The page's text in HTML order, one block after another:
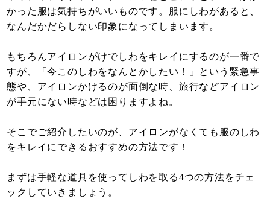
かった服は気持ちがいいものです。服にしわがあると、
なんだかだらしない印象になってしまいます。
もちろんアイロンがけでしわをキレイにするのが一番で
すが、「今このしわをなんとかしたい！」という緊急事
態や、アイロンかけるのが面倒な時、旅行などアイロン
が手元にない時などは困りますよね。
そこでご紹介したいのが、アイロンがなくても服のしわ
をキレイにできるおすすめの方法です！
まずは手軽な道具を使ってしわを取る4つの方法をチェ
ックしていきましょう。